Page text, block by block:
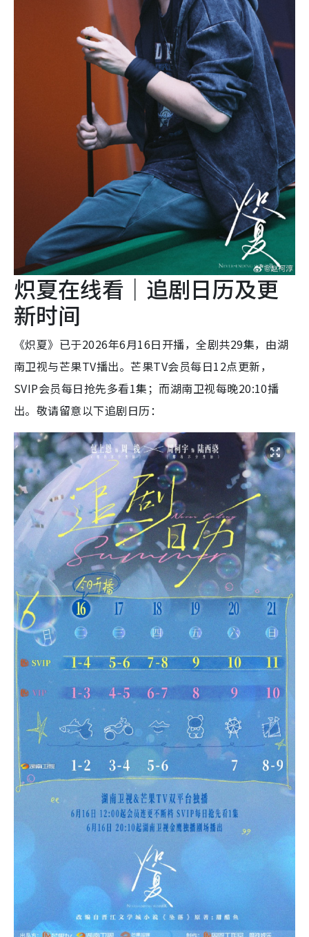
炽夏在线看｜追剧日历及更
新时间
《炽夏》已于2026年6月16日开播，全剧共29集，由湖
南卫视与芒果TV播出。芒果TV会员每日12点更新，
SVIP会员每日抢先多看1集；而湖南卫视每晚20:10播
出。敬请留意以下追剧日历：